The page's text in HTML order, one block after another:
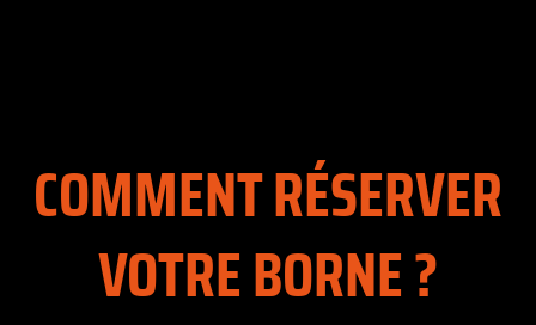
COMMENT RÉSERVER
VOTRE BORNE ?